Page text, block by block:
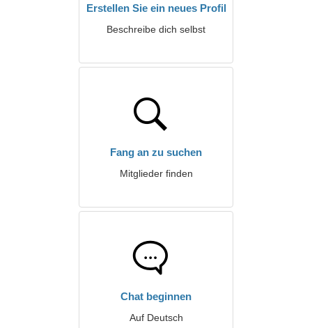
Erstellen Sie ein neues Profil
Beschreibe dich selbst
Fang an zu suchen
Mitglieder finden
Chat beginnen
Auf Deutsch